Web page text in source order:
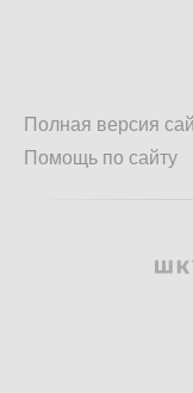
Полная версия
Помощь по сайту